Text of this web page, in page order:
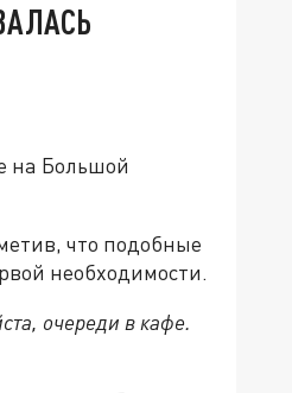
на Большой
что подобные
необходимости.
очереди в кафе.